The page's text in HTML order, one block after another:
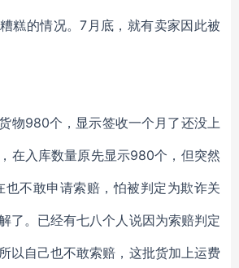
糕的情况。7月底，就有卖家因此被
物980个，显示签收一个月了还没上
在入库数量原先显示980个，但突然
也不敢申请索赔，怕被判定为欺诈关
了。已经有七八个人说因为索赔判定
以自己也不敢索赔，这批货加上运费